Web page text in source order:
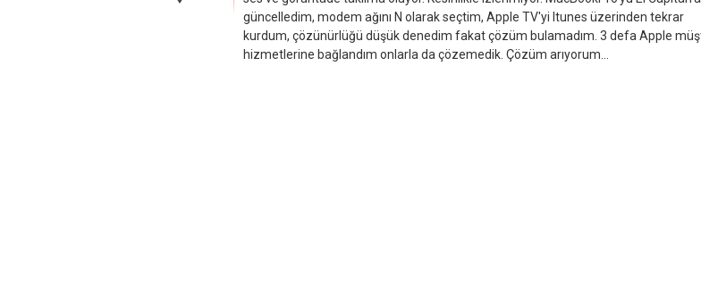
güncelledim, modem ağını N olarak seçtim, Apple TV'yi Itunes üzerinden tekrar
kurdum, çözünürlüğü düşük denedim fakat çözüm bulamadım. 3 defa Apple
hizmetlerine bağlandım onlarla da çözemedik. Çözüm arıyorum...